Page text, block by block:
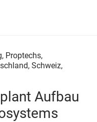
, Proptechs,
, Schweiz,
Aufbau